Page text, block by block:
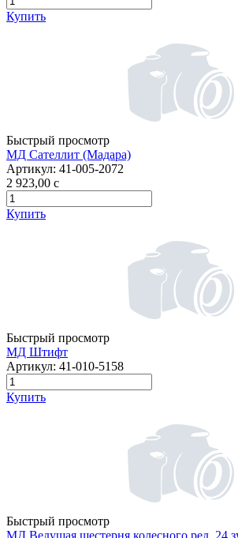
Купить
Быстрый просмотр
МД Сателлит (Мадара)
Артикул: 41-005-2072
2 923,00 c
Купить
Быстрый просмотр
МД Штифт
Артикул: 41-010-5158
Купить
Быстрый просмотр